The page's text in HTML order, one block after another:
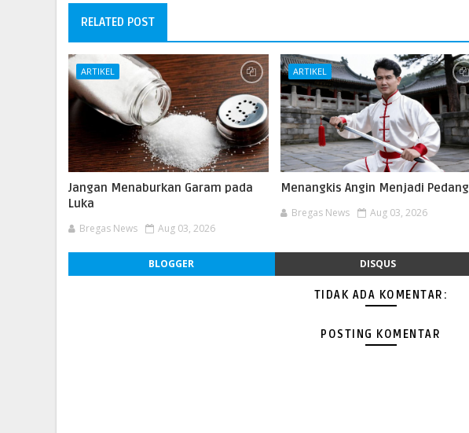
RELATED POST
ARTIKEL
Jangan Menaburkan Garam pada
Luka
Bregas News Aug 03, 2026
ARTIKEL
Menangkis Angin Menjadi Pedang
Bregas News Aug 03, 2026
BLOGGER DISQUS
TIDAK ADA KOMENTAR:
POSTING KOMENTAR